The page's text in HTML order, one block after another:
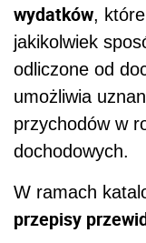
wydatków,
jakikolwiek
odliczone od
umożliwia
przychodów w
dochodowych.
W ramach
przepisy